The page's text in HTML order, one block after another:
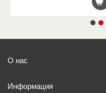
О нас
Информация